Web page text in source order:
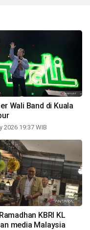
Wali Band di Kuala
2026 19:37 WIB
KBRI KL
media Malaysia